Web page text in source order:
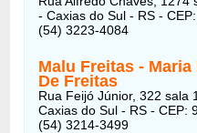
- Caxias do Sul - RS -
(54) 3223-4084
Malu Freitas -
De Freitas
Rua Feijó Júnior, 322 sala
Caxias do Sul - RS - CEP:
(54) 3214-3499